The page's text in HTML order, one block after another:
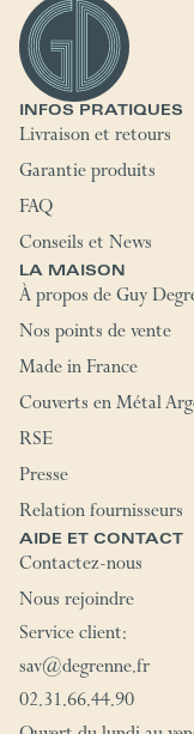
INFOS PRATIQUES
Livraison et retours
Garantie produits
FAQ
Conseils et News
LA MAISON
À propos de Guy
Nos points de vente
Made in France
Couverts en Métal
RSE
Presse
Relation fournisseurs
AIDE ET CONTACT
Contactez-nous
Nous rejoindre
Service client:
sav@degrenne.fr
02.31.66.44.90